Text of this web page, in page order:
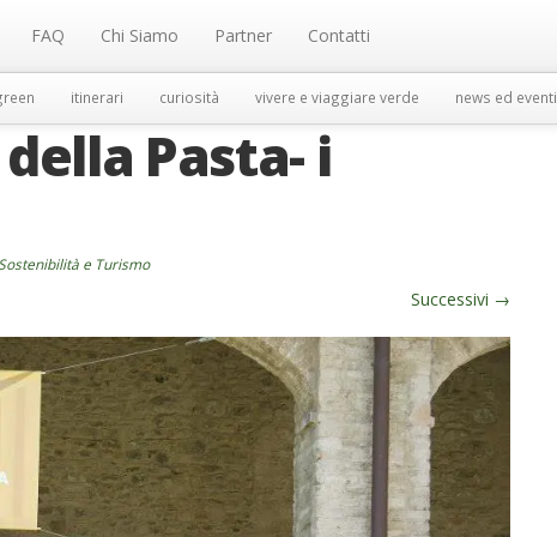
FAQ Chi Siamo Partner Contatti
itinerari curiosità vivere e viaggiare verde news ed eventi
Pasta- i
e Turismo
Successivi →